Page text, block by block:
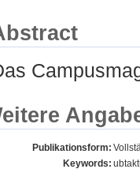
Publikationsform:
Keywords: